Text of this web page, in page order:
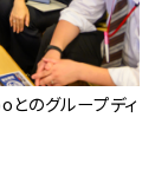
のグループディ